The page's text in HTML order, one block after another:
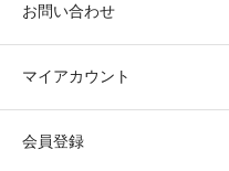
お問い合わせ
マイアカウント
会員登録